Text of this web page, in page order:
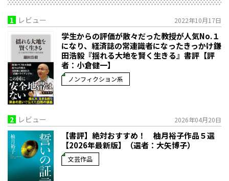
1 レビュー 2022年10月17日
学生からの評価が散々だった教授が人気No.１
になり、経済誌の常連識者になったきっかけ――鎌
田浩毅『揺れる大地を賢く生きる』書評【評
者：小倉健一】
ノンフィクション系
2 レビュー 2026年04月20日
【書評】絶対おすすめ！ 柚月裕子作品５選
【2026年最新版】（選者：大矢博子）
文芸作品